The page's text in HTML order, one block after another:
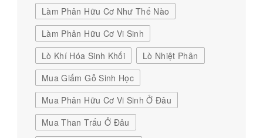
Làm Phân Hữu Cơ Như Thế Nào
Làm Phân Hữu Cơ Vi Sinh
Lò Khí Hóa Sinh Khối
Lò Nhiệt Phân
Mua Giấm Gỗ Sinh Học
Mua Phân Hữu Cơ Vi Sinh Ở Đâu
Mua Than Trấu Ở Đâu